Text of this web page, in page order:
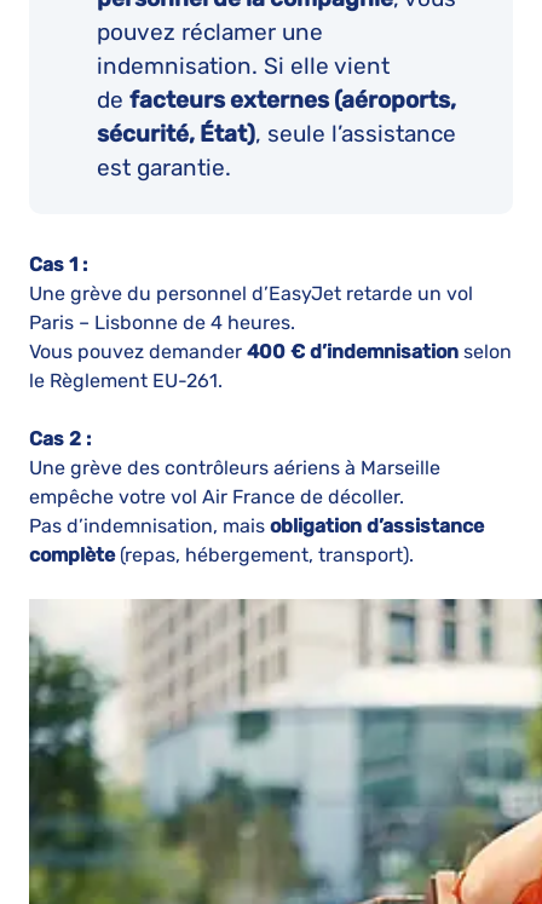
pouvez réclamer une
indemnisation. Si elle vient
de facteurs externes (aéroports,
sécurité, État), seule l’assistance
est garantie.
Cas 1 :
Une grève du personnel d’EasyJet retarde un vol
Paris – Lisbonne de 4 heures.
Vous pouvez demander 400 € d’indemnisation selon
le Règlement EU-261.
Cas 2 :
Une grève des contrôleurs aériens à Marseille
empêche votre vol Air France de décoller.
Pas d’indemnisation, mais obligation d’assistance
complète(repas, hébergement, transport).